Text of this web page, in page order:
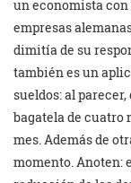
un economista
empresas
dimitía de su
también es un
sueldos: al
bagatela de cuatro
mes. Además de
momento. Anoten: